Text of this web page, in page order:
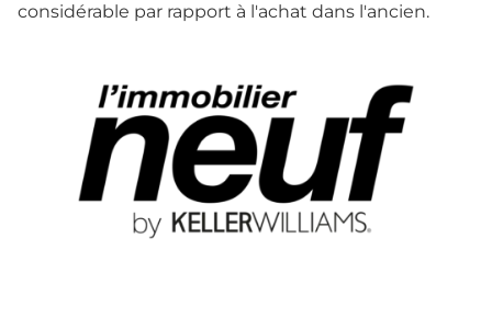
considérable par rapport à l'achat dans l'ancien.